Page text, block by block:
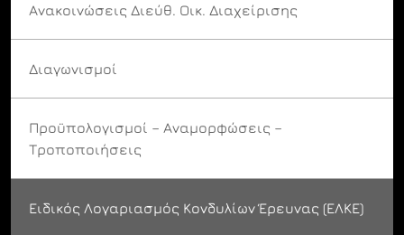
Ανακοινώσεις Διεύθ. Οικ. Διαχείρισης
Διαγωνισμοί
Προϋπολογισμοί – Αναμορφώσεις –
Τροποποιήσεις
Ειδικός Λογαριασμός Κονδυλίων Έρευνας (ΕΛΚΕ)